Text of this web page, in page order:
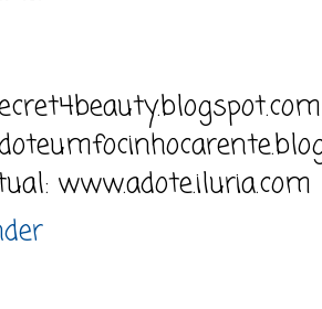
www.adote.iluria.com